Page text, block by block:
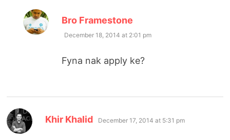
Bro Framestone
December 18, 2014 at 2:01 pm
Fyna nak apply ke?
Khir Khalid says:
December 17, 2014 at 5:31 pm